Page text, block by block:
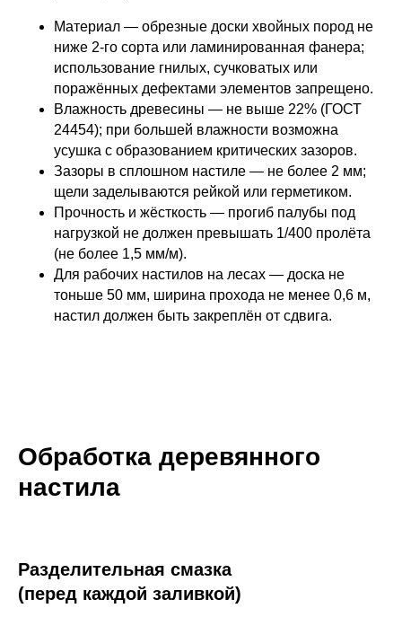
Материал — обрезные доски хвойных пород не
ниже 2-го сорта или ламинированная фанера;
использование гнилых, сучковатых или
поражённых дефектами элементов запрещено.
Влажность древесины — не выше 22% (ГОСТ
24454); при большей влажности возможна
усушка с образованием критических зазоров.
Зазоры в сплошном настиле — не более 2 мм;
щели заделываются рейкой или герметиком.
Прочность и жёсткость — прогиб палубы под
нагрузкой не должен превышать 1/400 пролёта
(не более 1,5 мм/м).
Для рабочих настилов на лесах — доска не
тоньше 50 мм, ширина прохода не менее 0,6 м,
настил должен быть закреплён от сдвига.
Обработка деревянного
настила
Разделительная смазка
(перед каждой заливкой)